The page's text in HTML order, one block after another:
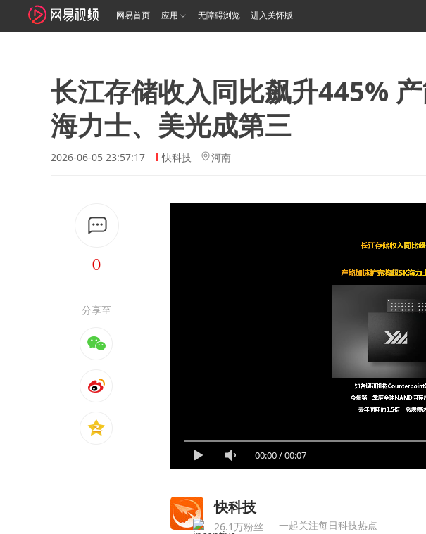
网易首页 应用 无障碍浏览 进入关怀版
长江存储收入同比飙升445%
海力士、美光成第三
2026-06-05 23:57:17 快科技 河南
0
分享至
00:00/00:07
快科技
26.1万粉丝 一起关注每日科技热点